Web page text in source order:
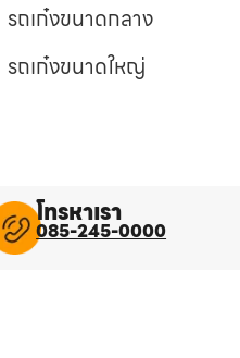
รถเก๋งขนาดกลาง
รถเก๋งขนาดใหญ่
โทรหาเรา
085-245-0000